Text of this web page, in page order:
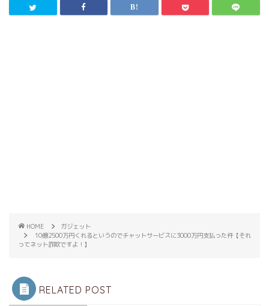
HOME
ガジェット
10億2500万円くれるというのでチャットサービスに3000万円支払った件【それ
ってネット詐欺ですよ！】
RELATED POST